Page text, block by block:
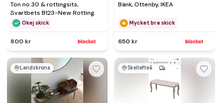
Ton no.30 & rottingsits,
Svartbets B123-New Rotting.
Okej skick
800 kr
Bänk, Ottenby, IKEA
Mycket bra skick
650 kr
Landskrona Skellefteå